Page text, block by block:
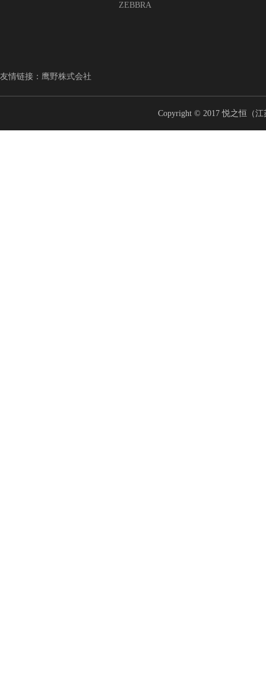
ZEBBRA
友情链接： 鹰野株式会社
Copyright © 2017 悦之恒（江